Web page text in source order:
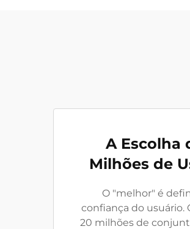
A Escolha
Milhões de
O "melhor" é
confiança do usuário.
20 milhões de